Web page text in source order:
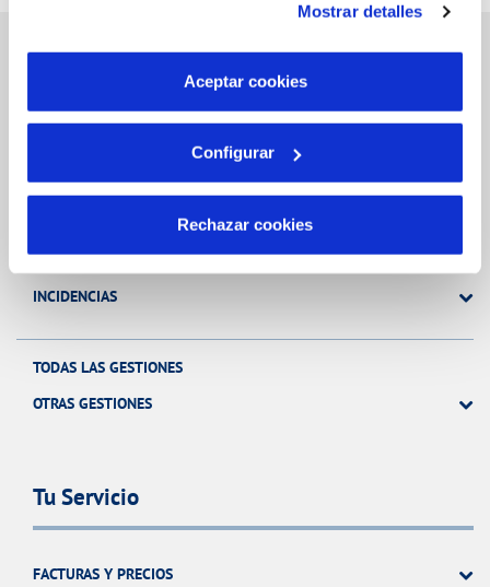
son indispensables para que el sitio web funcione y que
por tanto no se pueden desactivar. Puedes consultar
más información en nuestraPolítica de Cookies
Mostrar detalles
Aceptar cookies
Configurar
Rechazar cookies
Gestiones Online
FACTURAS, PAGOS Y CONSUMOS
MODIFICACIÓN DE DATOS
INCIDENCIAS
TODAS LAS GESTIONES
OTRAS GESTIONES
Tu Servicio
FACTURAS Y PRECIOS